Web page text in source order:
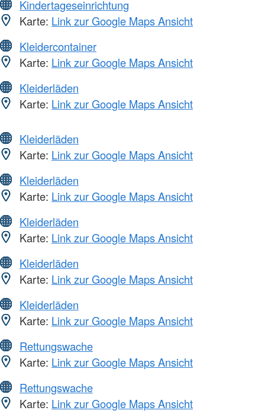
Kindertageseinrichtung
Karte: Link zur Google Maps Ansicht
Kleidercontainer
Karte: Link zur Google Maps Ansicht
Kleiderläden
Karte: Link zur Google Maps Ansicht
Kleiderläden
Karte: Link zur Google Maps Ansicht
Kleiderläden
Karte: Link zur Google Maps Ansicht
Kleiderläden
Karte: Link zur Google Maps Ansicht
Kleiderläden
Karte: Link zur Google Maps Ansicht
Kleiderläden
Karte: Link zur Google Maps Ansicht
Rettungswache
Karte: Link zur Google Maps Ansicht
Rettungswache
Karte: Link zur Google Maps Ansicht